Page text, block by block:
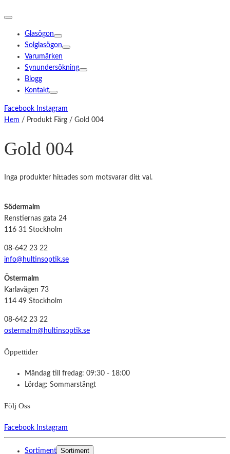
Glasögon
Solglasögon
Varumärken
Synundersökning
Blogg
Kontakt
Facebook
Instagram
Hem / Produkt Färg / Gold 004
Gold 004
Inga produkter hittades som motsvarar ditt val.
Södermalm
Renstiernas gata 24
116 31 Stockholm
08-642 23 22
info@hultinsoptik.se
Östermalm
Karlavägen 73
114 49 Stockholm
08-642 23 22
ostermalm@hultinsoptik.se
Öppettider
Måndag till fredag: 09:30 - 18:00
Lördag: Sommarstängt
Följ Oss
Facebook Instagram
Sortiment Sortiment